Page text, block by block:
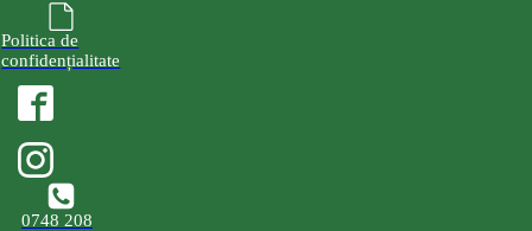
Politica de
confidențialitate
0748 208